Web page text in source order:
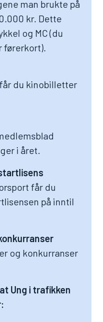
man brukte på
kr. Dette
og MC (du
førerkort).
du kinobilletter
i året.
får du
på inntil
og konkurranser
Ung i trafikken